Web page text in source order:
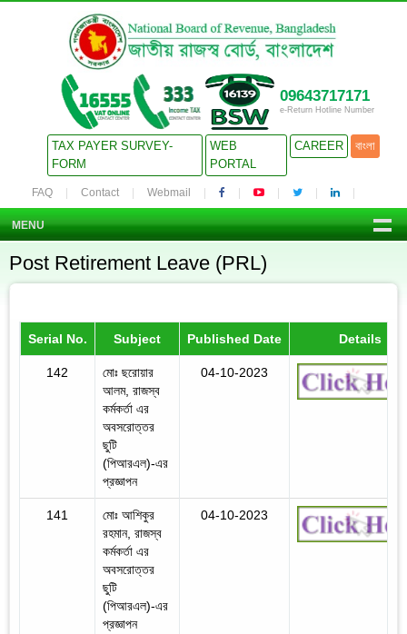
09643717171
e-Return Hotline Number
TAX PAYER SURVEY-
FORM
WEB
PORTAL
CAREER বাংলা
FAQ Contact Webmail
MENU
Post Retirement Leave (PRL)
Serial No. Subject Published Date Details
142
মোঃ ছরোয়ার
আলম, রাজস্ব
কর্মকর্তা এর
অবসরোত্তর
ছুটি
(পিআরএল)-এর
প্রজ্ঞাপন
04-10-2023
141
মোঃ আশিকুর
রহমান, রাজস্ব
কর্মকর্তা এর
অবসরোত্তর
ছুটি
(পিআরএল)-এর
প্রজ্ঞাপন
04-10-2023